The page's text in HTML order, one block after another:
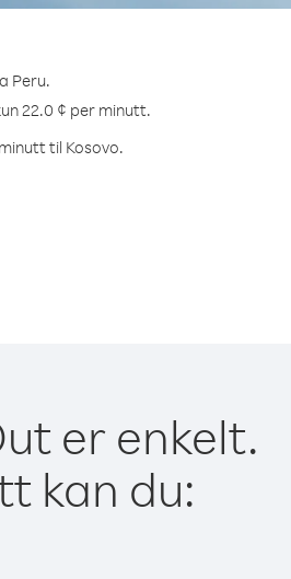
Peru.
22.0 ¢ per minutt.
til Kosovo.
er enkelt.
kan du: